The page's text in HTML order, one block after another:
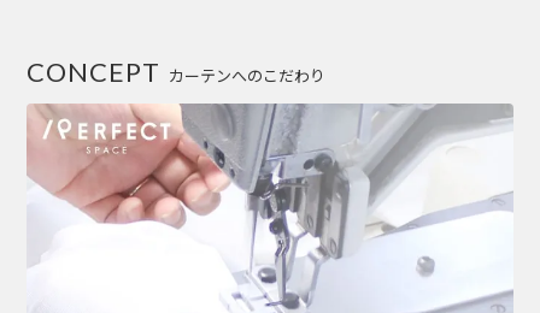
カーテンへのこだわり
CONCEPT